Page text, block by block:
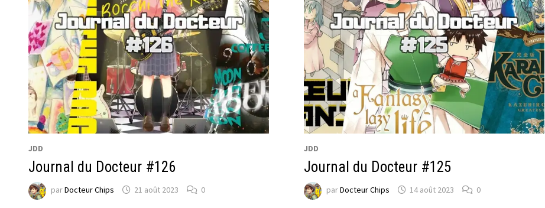
JDD
Journal du Docteur #126
parDocteur Chips 21 août 2023 0
JDD
Journal du Docteur #125
parDocteur Chips 14 août 2023 0